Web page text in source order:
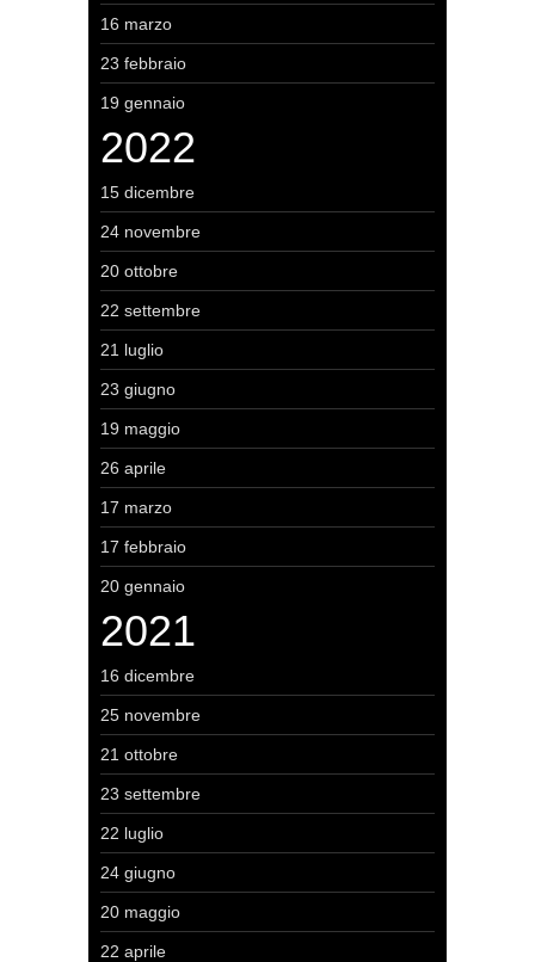
16 marzo
23 febbraio
19 gennaio
2022
15 dicembre
24 novembre
20 ottobre
22 settembre
21 luglio
23 giugno
19 maggio
26 aprile
17 marzo
17 febbraio
20 gennaio
2021
16 dicembre
25 novembre
21 ottobre
23 settembre
22 luglio
24 giugno
20 maggio
22 aprile